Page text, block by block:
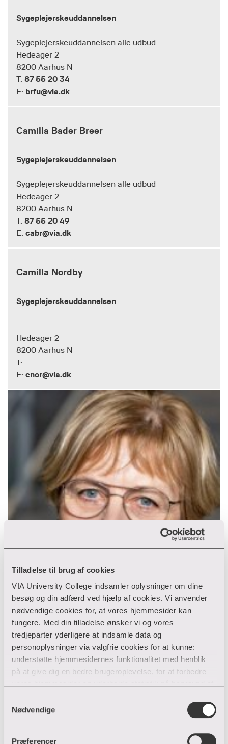
Tilladelse til brug af cookies
VIA University College indsamler oplysninger om dine
besøg og din adfærd ved hjælp af cookies. Vi anvender
nødvendige cookies for, at vores hjemmesider kan
fungere. Med din tilladelse ønsker vi og vores
tredjeparter yderligere at indsamle data og
personoplysninger via valgfrie cookies for at kunne:
understøtte hjemmesidernes funktionalitet med henblik
på at give dig en bedre brugeroplevelse, for at forbedre
hjemmesider og sociale netværk.
Du kan til enhver tid til- og fravælge cookies eller trække
Nødvendige
Præferencer
Sygeplejerskeuddannelsen
Sygeplejerskeuddannelsen alle udbud
Hedeager 2
8200 Aarhus N
T: 87 55 20 34
E: brfu@via.dk
Camilla Bader Breer
Sygeplejerskeuddannelsen
Sygeplejerskeuddannelsen alle udbud
Hedeager 2
8200 Aarhus N
T: 87 55 20 49
E: cabr@via.dk
Camilla Nordby
Sygeplejerskeuddannelsen
Hedeager 2
8200 Aarhus N
T:
E: cnor@via.dk
Sygeplejerskeuddannelsen